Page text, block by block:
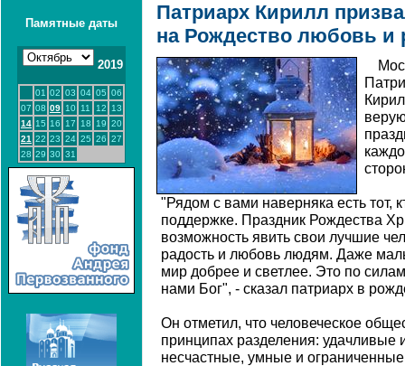
Памятные даты
2019
01 02 03 04 05 06
07 08 09 10 11 12
13
14 15 16 17 18 19 20
21 22 23 24 25 26 27
28 29 30 31
Патриарх Кирилл
на Рождество любовь и
"Рядом с вами наверняка есть тот,
поддержке. Праздник Рождества
возможность явить свои лучшие
радость и любовь людям. Даже
мир добрее и светлее. Это по
нами Бог", - сказал патриарх в
Он отметил, что человеческое
принципах разделения: удачливые
несчастные, умные и